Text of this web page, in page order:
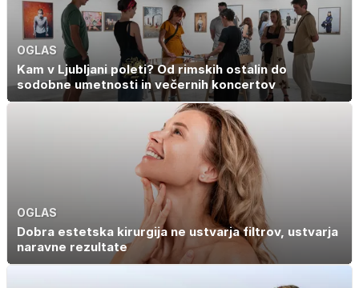
OGLAS
Kam v Ljubljani poleti? Od rimskih ostalin do
sodobne umetnosti in večernih koncertov
OGLAS
Dobra estetska kirurgija ne ustvarja filtrov, ustvarja
naravne rezultate